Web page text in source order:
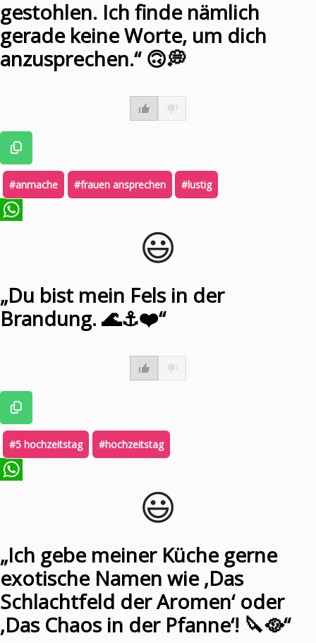
gestohlen. Ich finde nämlich
gerade keine Worte, um dich
anzusprechen.“ 🙃💭
#anmache #frauen ansprechen #lustig
😃️
„Du bist mein Fels in der
Brandung. 🌊⚓❤️“
#5 hochzeitstag #hochzeitstag
😃️
„Ich gebe meiner Küche gerne
exotische Namen wie ‚Das
Schlachtfeld der Aromen‘ oder
‚Das Chaos in der Pfanne‘! 🔪🥘“